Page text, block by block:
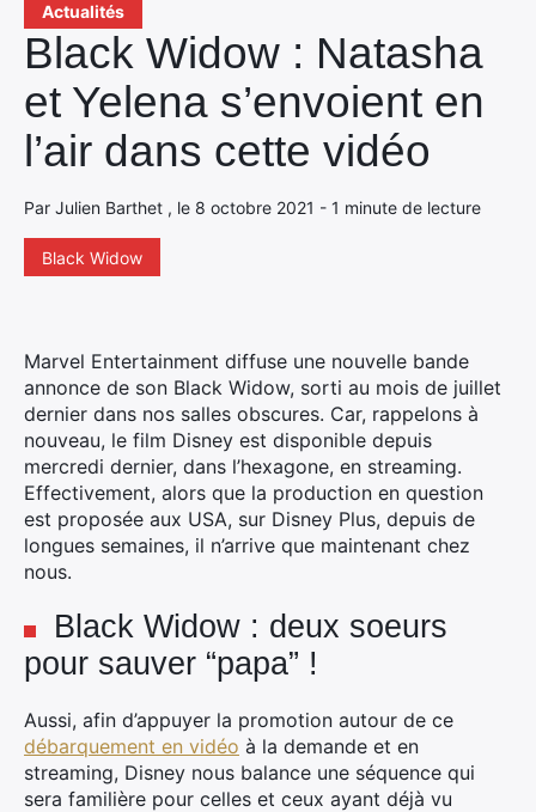
Actualités
Black Widow : Natasha
et Yelena s’envoient en
l’air dans cette vidéo
Par Julien Barthet , le 8 octobre 2021 - 1 minute de lecture
Black Widow
Marvel Entertainment diffuse une nouvelle bande
annonce de son Black Widow, sorti au mois de juillet
dernier dans nos salles obscures. Car, rappelons à
nouveau, le film Disney est disponible depuis
mercredi dernier, dans l’hexagone, en streaming.
Effectivement, alors que la production en question
est proposée aux USA, sur Disney Plus, depuis de
longues semaines, il n’arrive que maintenant chez
nous.
Black Widow : deux soeurs
pour sauver “papa” !
Aussi, afin d’appuyer la promotion autour de ce
débarquement en vidéo à la demande et en
streaming, Disney nous balance une séquence qui
sera familière pour celles et ceux ayant déjà vu